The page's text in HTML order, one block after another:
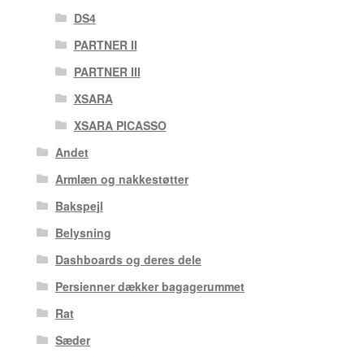
DS4
PARTNER II
PARTNER III
XSARA
XSARA PICASSO
Andet
Armlæn og nakkestøtter
Bakspejl
Belysning
Dashboards og deres dele
Persienner dækker bagagerummet
Rat
Sæder